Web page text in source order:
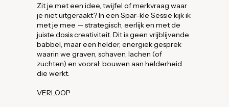
Zit je met een idee, twijfel of merkvraag waar
je niet uitgeraakt? In een Spar-kle Sessie kijk ik
met je mee — strategisch, eerlijk en met de
juiste dosis creativiteit. Dit is geen vrijblijvende
babbel, maar een helder, energiek gesprek
waarin we graven, schaven, lachen (of
zuchten) en vooral: bouwen aan helderheid
die werkt.
VERLOOP